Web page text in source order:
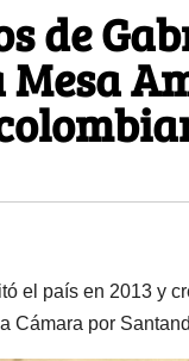
de
Mesa
el país en 2013 y
Cámara por